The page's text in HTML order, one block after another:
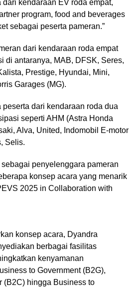
dari kendaraan EV roda empat,
program, food and beverages
sebagai peserta pameran.”
dari kendaraan roda empat
di antaranya, MAB, DFSK, Seres,
Prestige, Hyundai, Mini,
Garages (MG).
dari kendaraan roda dua
seperti AHM (Astra Honda
Alva, United, Indomobil E-motor
Selis.
penyelenggara pameran
konsep acara yang menarik
2025 in Collaboration with
konsep acara, Dyandra
berbagai fasilitas
kenyamanan
to Government (B2G),
(B2C) hingga Business to